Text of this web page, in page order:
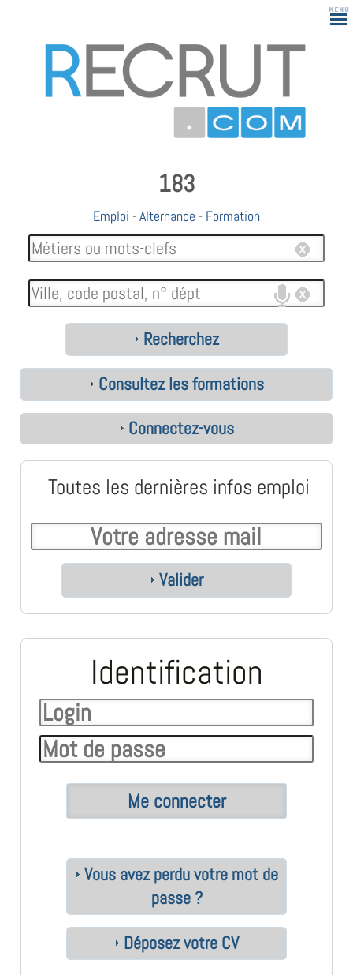
183
Emploi -Alternance - Formation
Recherchez
Consultez les formations
Connectez-vous
Toutes les dernières infos emploi
Valider
Identification
Vous avez perdu votre mot de
passe ?
Déposez votre CV